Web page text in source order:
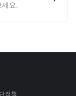
세요.
정책